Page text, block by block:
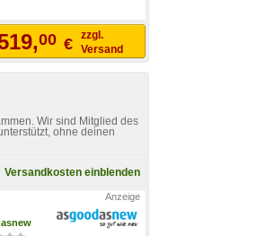
00 €
zzgl.
Versand
Wir sind Mitglied des
ohne deinen
Versandkosten einblenden